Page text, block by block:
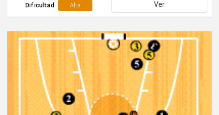
lanzamiento.
Dificultad Alta Ver